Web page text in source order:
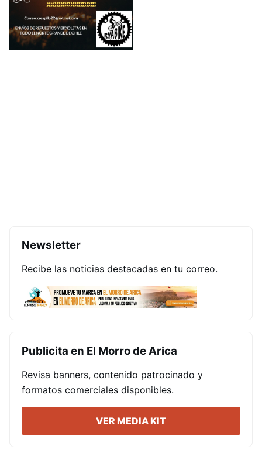
Newsletter
Recibe las noticias destacadas en tu correo.
Publicita en El Morro de Arica
Revisa banners, contenido patrocinado y
formatos comerciales disponibles.
VER MEDIA KIT